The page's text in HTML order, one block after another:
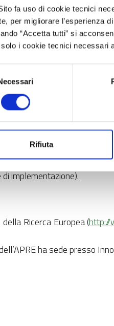
fa uso di cookie tecnici
per migliorare l’esperienza
“Accetta tutti” si
i cookie tecnici necessari
Rifiuta
di ricerca che
al mercato (creazione di
: coordinamento e messa
dei costi ammissibili;
Per le
di amministrazione,
implementazione).
Ricerca Europea (http://
ha sede presso